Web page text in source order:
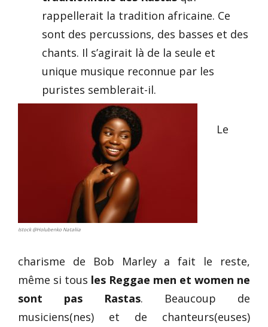
rappellerait la tradition africaine. Ce
sont des percussions, des basses et des
chants. Il s’agirait là de la seule et
unique musique reconnue par les
puristes semblerait-il.
Istock @Holubenko Nataliia
Le
charisme de Bob Marley a fait le reste,
même si tous les Reggae men et women ne
sont pas Rastas. Beaucoup de
musiciens(nes) et de chanteurs(euses)